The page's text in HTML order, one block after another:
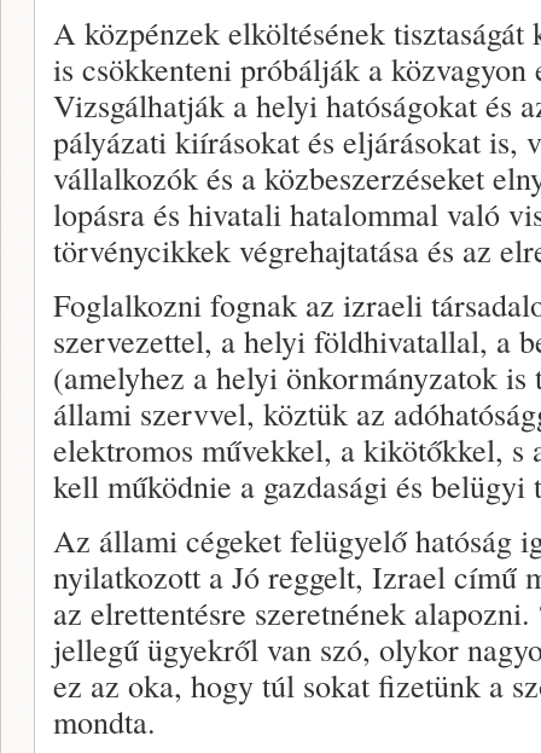
A közpénzek elköltésének
is csökkenteni próbálják a
Vizsgálhatják a helyi hatóságokat és
pályázati kiírásokat és eljárásokat is,
vállalkozók és a közbeszerzéseket
lopásra és hivatali hatalommal való
törvénycikkek végrehajtatása és az
Foglalkozni fognak az izraeli
szervezettel, a helyi földhivatallal, a
(amelyhez a helyi önkormányzatok is
állami szervvel, köztük az
elektromos művekkel, a kikötőkkel, s
kell működnie a gazdasági és
Az állami cégeket felügyelő hatóság
nyilatkozott a Jó reggelt, Izrael című
az elrettentésre szeretnének
jellegű ügyekről van szó, olykor
ez az oka, hogy túl sokat fizetünk a
mondta.